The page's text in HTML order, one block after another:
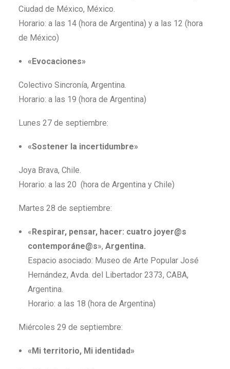
Ciudad de México, México.
Horario: a las 14 (hora de Argentina) y a las 12 (hora
de México)
«Evocaciones»
Colectivo Sincronía, Argentina.
Horario: a las 19 (hora de Argentina)
Lunes 27 de septiembre:
«Sostener la incertidumbre»
Joya Brava, Chile.
Horario: a las 20 (hora de Argentina y Chile)
Martes 28 de septiembre:
«Respirar, pensar, hacer: cuatro joyer@s
contemporáne@s», Argentina.
Espacio asociado: Museo de Arte Popular José
Hernández, Avda. del Libertador 2373, CABA,
Argentina.
Horario: a las 18 (hora de Argentina)
Miércoles 29 de septiembre:
«Mi territorio, Mi identidad»